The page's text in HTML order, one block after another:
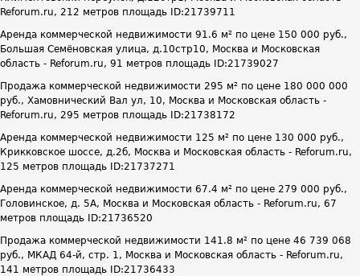
Reforum.ru, 212 метров площадь ID:21739711
Аренда коммерческой недвижимости 91.6 м² по цене 150 000 руб.,
Большая Семёновская улица, д.10стр10, Москва и Московская
область - Reforum.ru, 91 метров площадь ID:21739027
Продажа коммерческой недвижимости 295 м² по цене 180 000 000
руб., Хамовнический Вал ул, 10, Москва и Московская область -
Reforum.ru, 295 метров площадь ID:21738172
Аренда коммерческой недвижимости 125 м² по цене 130 000 руб.,
Крикковское шоссе, д.2б, Москва и Московская область - Reforum.ru,
125 метров площадь ID:21737271
Аренда коммерческой недвижимости 67.4 м² по цене 279 000 руб.,
Головинское, д. 5А, Москва и Московская область - Reforum.ru, 67
метров площадь ID:21736520
Продажа коммерческой недвижимости 141.8 м² по цене 46 739 068
руб., МКАД 64-й, стр. 1, Москва и Московская область - Reforum.ru,
141 метров площадь ID:21736433